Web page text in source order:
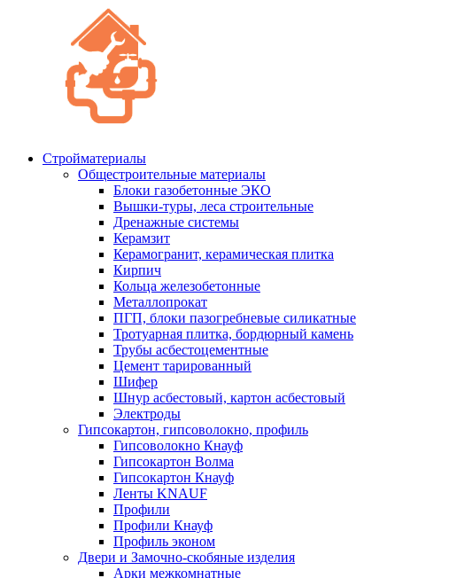
Стройматериалы
Oбщестроительные материалы
Блоки газобетонные ЭКО
Вышки-туры, леса строительные
Дренажные системы
Керамзит
Керамогранит, керамическая плитка
Кирпич
Кольца железобетонные
Металлопрокат
ПГП, блоки пазогребневые силикатные
Тротуарная плитка, бордюрный камень
Трубы асбестоцементные
Цемент тарированный
Шифер
Шнур асбестовый, картон асбестовый
Электроды
Гипсокартон, гипсоволокно, профиль
Гипсоволокно Кнауф
Гипсокартон Волма
Гипсокартон Кнауф
Ленты KNAUF
Профили
Профили Кнауф
Профиль эконом
Двери и Замочно-скобяные изделия
Арки межкомнатные